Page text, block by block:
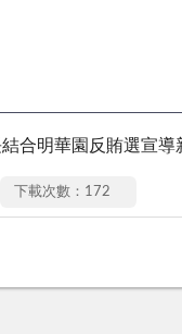
合明華園反賄選宣導
下載次數：172